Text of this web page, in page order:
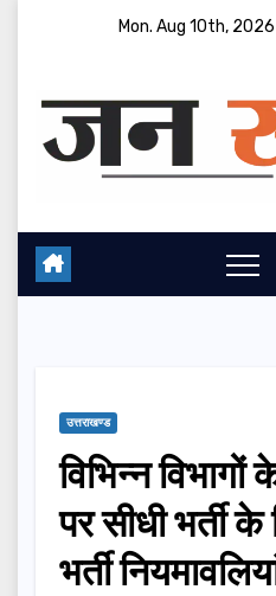
Mon. Aug 10th, 2026
उत्तराखण्ड
विभिन्न विभागों
पर सीधी भर्ती
भर्ती